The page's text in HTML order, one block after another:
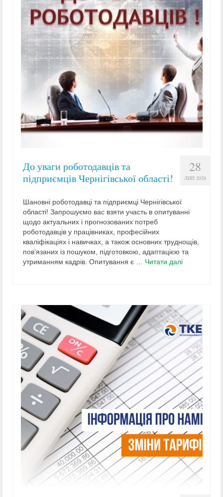
28
ЛИП 2026
До уваги роботодавців та
підприємців Чернігівської області!
Шановні роботодавці та підприємці Чернігівської
області! Запрошуємо вас взяти участь в опитуванні
щодо актуальних і прогнозованих потреб
роботодавців у працівниках, професійних
кваліфікаціях і навичках, а також основних труднощів,
пов’язаних із пошуком, підготовкою, адаптацією та
утриманням кадрів. Опитування є … Читати далі